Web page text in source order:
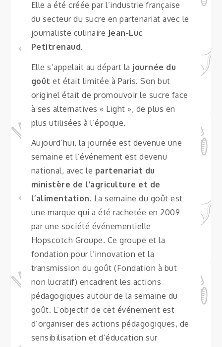
Elle a été créée par l’industrie française
du secteur du sucre en partenariat avec le
journaliste culinaire Jean-Luc
Petitrenaud.
Elle s’appelait au départ la journée du
goût et était limitée à Paris. Son but
originel était de promouvoir le sucre face
à ses alternatives « Light », de plus en
plus utilisées à l’époque.
Aujourd’hui, la journée est devenue une
semaine et l’événement est devenu
national, avec le partenariat du
ministère de l’agriculture et de
l’alimentation. La semaine du goût est
une marque qui a été rachetée en 2009
par une société événementielle
Hopscotch Groupe. Ce groupe et la
fondation pour l’innovation et la
transmission du goût (Fondation à but
non lucratif) encadrent les actions
pédagogiques autour de la semaine du
goût. L’objectif de cet événement est
d’organiser des actions pédagogiques, de
sensibilisation et d’éducation sur